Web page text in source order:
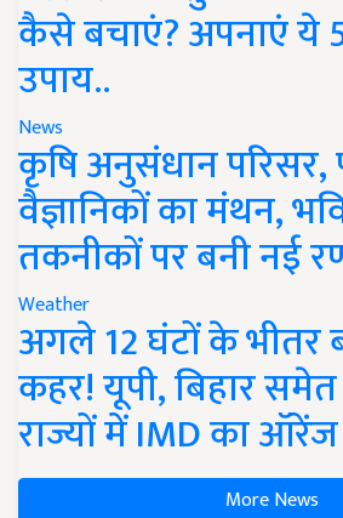
कैसे बचाएं? अपनाएं ये
उपाय..
News
कृषि अनुसंधान परिसर,
वैज्ञानिकों का मंथन,
तकनीकों पर बनी नई
Weather
अगले 12 घंटों के भीतर
कहर! यूपी, बिहार
राज्यों में IMD का
More News